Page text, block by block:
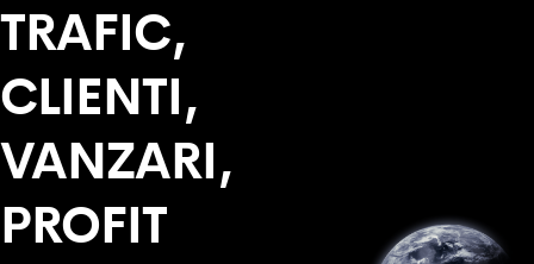
TRAFIC,
CLIENTI,
VANZARI,
PROFIT